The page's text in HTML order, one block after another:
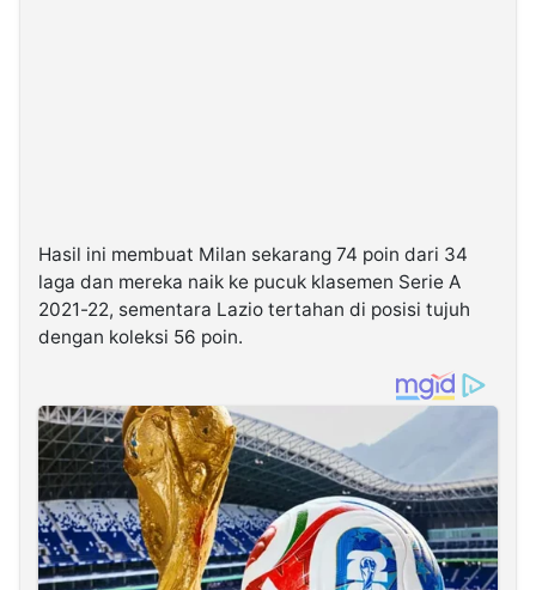
Hasil ini membuat Milan sekarang 74 poin dari 34
laga dan mereka naik ke pucuk klasemen Serie A
2021-22, sementara Lazio tertahan di posisi tujuh
dengan koleksi 56 poin.